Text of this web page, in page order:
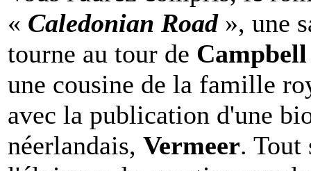
« Caledonian Road », une
tourne au tour de
une cousine de la famille
avec la publication d'une
néerlandais, Vermeer. Tout